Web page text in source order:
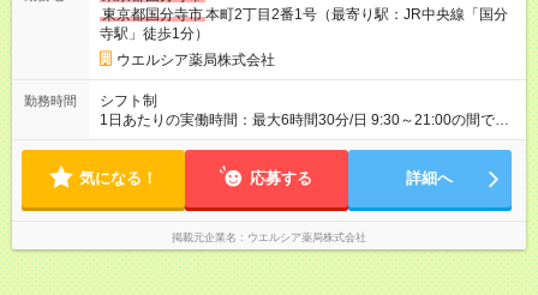
同じです。
東京都国分寺市本町2丁目2番1号（最寄り駅：JR中央線「国分
寺駅」徒歩1分）
ウエルシア薬局株式会社
勤務時間
シフト制
1日あたりの実働時間：最大6時間30分/日 9:30～21:00の間で1
日6.5時間の勤務 ☆週3～4日の勤務 ※勤務曜日応相談 ☆未経
気になる！ 応募する 詳細へ
掲載元企業名 ウエルシア薬局株式会社